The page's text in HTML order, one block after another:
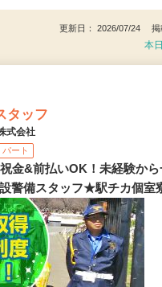
更新日： 2026/07/24 掲
本
タッフ
式会社
パート
金&前払いOK！未経験か
警備スタッフ★駅チカ個室